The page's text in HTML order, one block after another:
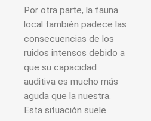
Por otra parte, la fauna
local también padece las
consecuencias de los
ruidos intensos debido a
que su capacidad
auditiva es mucho más
aguda que la nuestra.
Esta situación suele